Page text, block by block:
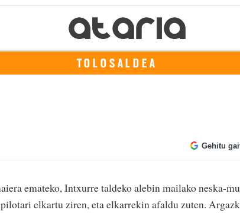
TOLOSALDEA
Gehitu
emateko, Intxurre taldeko alebin mailako neska-
elkartu ziren, eta elkarrekin afaldu zuten.